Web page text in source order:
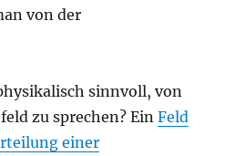
von der
sinnvoll, von
zu sprechen? EinFeld
einer